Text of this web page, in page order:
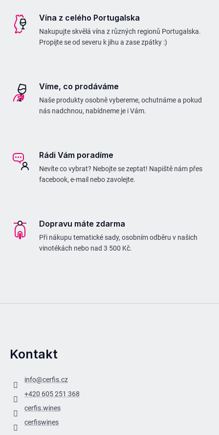
Vína z celého Portugalska
Nakupujte skvělá vína z různých regionů Portugalska.
Propijte se od severu k jihu a zase zpátky :)
Víme, co prodáváme
Naše produkty osobně vybereme, ochutnáme a pokud
nás nadchnou, nabídneme je i Vám.
Rádi Vám poradíme
Nevíte co vybrat? Nebojte se zeptat! Napiště nám přes
facebook, e-mail nebo zavolejte.
Dopravu máte zdarma
Při nákupu tematické sady, osobním odběru v našich
vinotékách nebo nad 3 500 Kč.
Kontakt
info@cerfis.cz
+420 605 251 368
cerfis.wines
cerfiswines